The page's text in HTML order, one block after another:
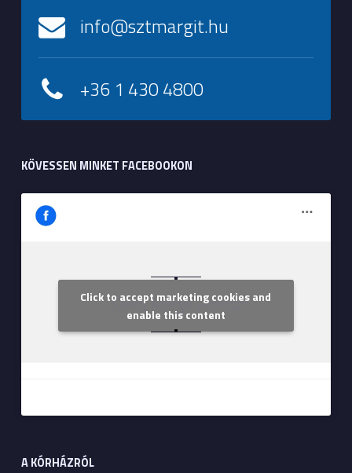
info@sztmargit.hu
+36 1 430 4800
KÖVESSEN MINKET FACEBOOKON
Szent Margit Kórház
Click to accept marketing cookies and
enable this content
A KÓRHÁZRÓL